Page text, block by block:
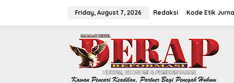
Friday, August 7, 2026 Redaksi Kode Etik